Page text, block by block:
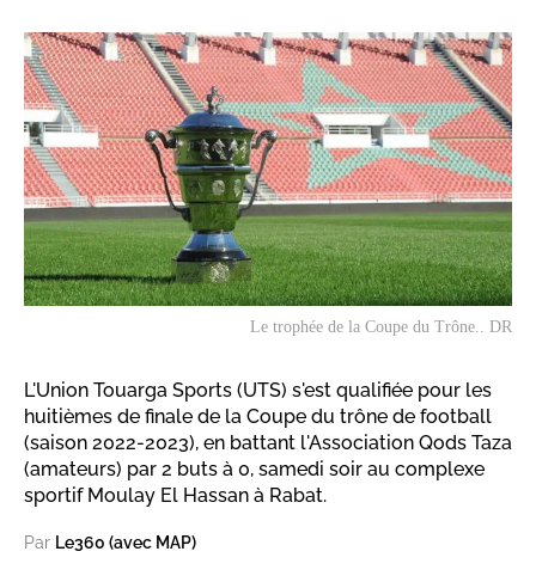
Le trophée de la Coupe du Trône.. DR
L'Union Touarga Sports (UTS) s'est qualifiée pour les
huitièmes de finale de la Coupe du trône de football
(saison 2022-2023), en battant l'Association Qods Taza
(amateurs) par 2 buts à 0, samedi soir au complexe
sportif Moulay El Hassan à Rabat.
Par Le360 (avec MAP)